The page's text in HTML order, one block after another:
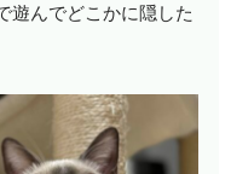
遊んでどこかに隠した